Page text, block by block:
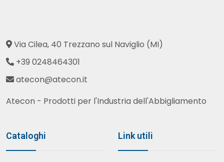
Via Cilea, 40 Trezzano sul Naviglio (MI)
+39 0248464301
atecon@atecon.it
Atecon - Prodotti per l'Industria dell'Abbigliamento
Cataloghi Link utili